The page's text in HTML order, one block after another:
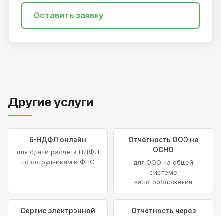
Оставить заявку
Другие услуги
6-НДФЛ онлайн
для сдачи расчёта НДФЛ
по сотрудникам в ФНС
Отчётность ООО на
ОСНО
для ООО на общей
системе
налогообложения
Сервис электронной
Отчётность через